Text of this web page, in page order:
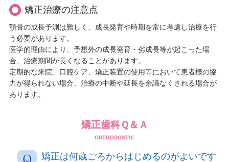
矯正治療の注意点
顎骨の成長予測は難しく、成長発育や時期を常に考慮し治療を行
う必要があります。
医学的理由により、予想外の成長発育・劣成長等が起こった場
合、治療期間が長くなることがあります。
定期的な来院、口腔ケア、矯正装置の使用等において患者様の協
力が得られない場合、治療の中断や延長を余議なくされる場合が
あります。
矯正歯科Ｑ＆Ａ
ORTHODONTIC
矯正は何歳ごろからはじめるのがよいです